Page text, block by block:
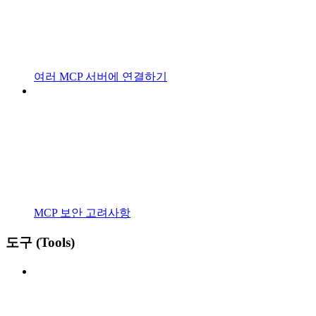
여러 MCP 서버에 연결하기
MCP 보안 고려사항
도구 (Tools)